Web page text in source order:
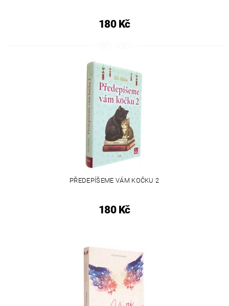
180 Kč
PŘEDEPÍŠEME VÁM KOČKU 2
180 Kč